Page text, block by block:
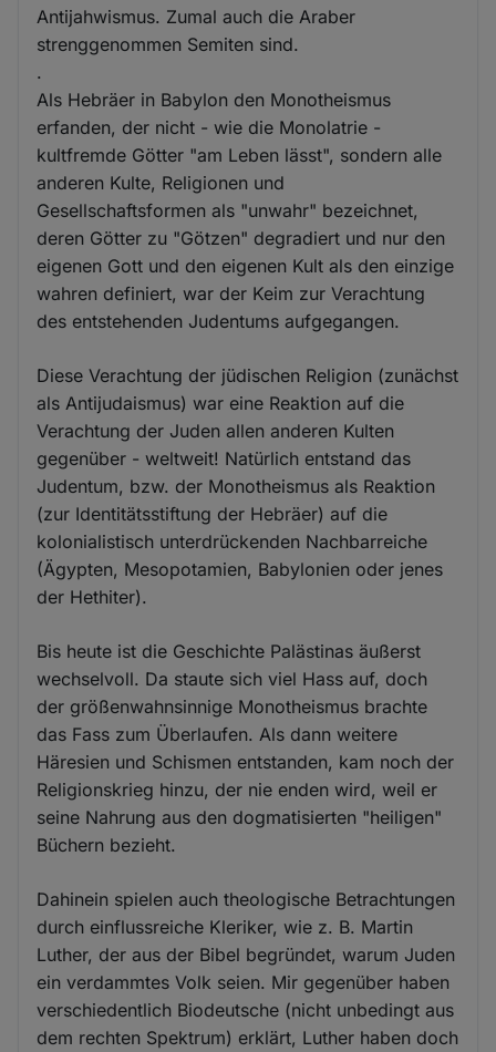
Antijahwismus. Zumal auch die Araber
strenggenommen Semiten sind.
.
Als Hebräer in Babylon den Monotheismus
erfanden, der nicht - wie die Monolatrie -
kultfremde Götter "am Leben lässt", sondern alle
anderen Kulte, Religionen und
Gesellschaftsformen als "unwahr" bezeichnet,
deren Götter zu "Götzen" degradiert und nur den
eigenen Gott und den eigenen Kult als den einzige
wahren definiert, war der Keim zur Verachtung
des entstehenden Judentums aufgegangen.
Diese Verachtung der jüdischen Religion (zunächst
als Antijudaismus) war eine Reaktion auf die
Verachtung der Juden allen anderen Kulten
gegenüber - weltweit! Natürlich entstand das
Judentum, bzw. der Monotheismus als Reaktion
(zur Identitätsstiftung der Hebräer) auf die
kolonialistisch unterdrückenden Nachbarreiche
(Ägypten, Mesopotamien, Babylonien oder jenes
der Hethiter).
Bis heute ist die Geschichte Palästinas äußerst
wechselvoll. Da staute sich viel Hass auf, doch
der größenwahnsinnige Monotheismus brachte
das Fass zum Überlaufen. Als dann weitere
Häresien und Schismen entstanden, kam noch der
Religionskrieg hinzu, der nie enden wird, weil er
seine Nahrung aus den dogmatisierten "heiligen"
Büchern bezieht.
Dahinein spielen auch theologische Betrachtungen
durch einflussreiche Kleriker, wie z. B. Martin
Luther, der aus der Bibel begründet, warum Juden
ein verdammtes Volk seien. Mir gegenüber haben
verschiedentlich Biodeutsche (nicht unbedingt aus
dem rechten Spektrum) erklärt, Luther haben doch